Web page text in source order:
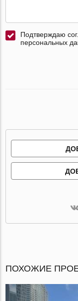
Подтверждаю
персональных
ПОХОЖИЕ